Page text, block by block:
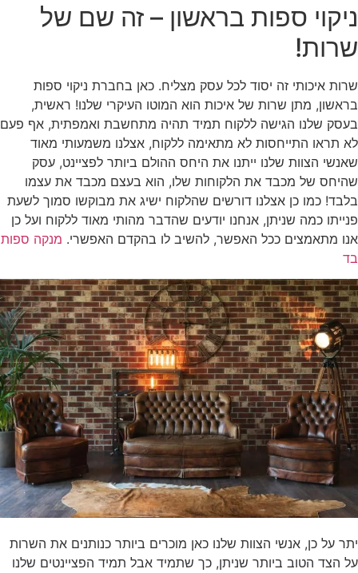
ניקוי ספות בראשון – זה שם של
שרות!
שרות איכותי זה יסוד לכל עסק מצליח. כאן בחברת ניקוי ספות
בראשון, מתן שרות של איכות הוא המוטו העיקרי שלנו! ראשית,
בעסק שלנו הגישה ללקוח תמיד תהיה מתחשבת ואמפתית, אף פעם
לא תראו התייחסות לא מתאימה ללקוח, אצלנו משמעותי מאוד
שאנשי הצוות שלנו ייתנו את היחס ההולם ביותר לפציינט, עסק
שהיחס של מכבד את הלקוחות שלו, הוא בעצם מכבד את עצמו
בלבד! כמו כן אצלנו דורשים שהלקוח ישיג את מבוקשו סמוך לשעת
פנייתו כמה שניתן, אנחנו יודעים שהדבר מהותי מאוד ללקוח ועל כן
אנו מתאמצים ככל האפשר, להשיב לו בהקדם האפשרי. מנקה ספות
בד
יתר על כן, אנשי הצוות שלנו כאן מוכרים ביותר כנותנים את השרות
על הצד הטוב ביותר שניתן, כך שתמיד אבל תמיד הפציינטים שלנו